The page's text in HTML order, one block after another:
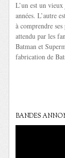
L’un est un
années. L’autre
à comprendre
attendu par les
Batman et
fabrication de
BANDES